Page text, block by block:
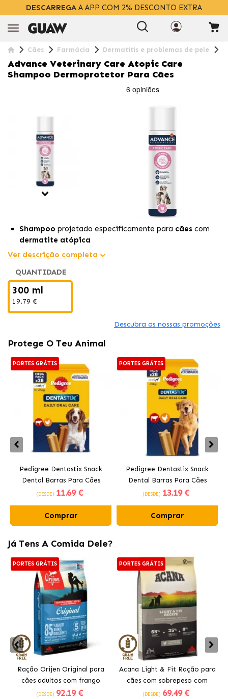
DESCARREGAA APP COM 2% DESCONTO EXTRA
Cães Farmácia Dermatitis e problemas de pele
Advance Veterinary Care Atopic Care
Shampoo Dermoprotetor Para Cães
Shampoo projetado especificamente para cães com
dermatite atópica
Exerce uma ação tripla:
e antisséptica
Ajuda arestaurar e manter
saudável, brilhante e forte.
Ver descrição completa
QUANTIDADE
300 ml
19.79 €
Descubra as nossas promoções
Protege O Teu Animal
PORTES GRÁTIS
Pedigree Dentastix Snack
Dental Barras Para Cães
Médios 10-25 kg
(DESDE) 11.69 €
Comprar
PORTES GRÁTIS
Pedigree Dentastix Snack
Dental Barras Para Cães
Grandes +25 kg
(DESDE) 13.19 €
Comprar
Já Tens A Comida Dele?
PORTES GRÁTIS
Ração Orijen Original para
cães adultos com frango
(DESDE) 92.19 €
PORTES GRÁTIS
Acana Light & Fit Ração para
cães com sobrepeso com
frango fresco
(DESDE) 69.49 €